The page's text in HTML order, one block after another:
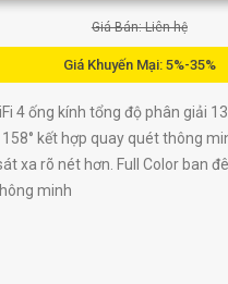
Giá Bán: Liên hệ
Giá Khuyến Mại: 5%-35%
4 ống kính tổng độ phân giải
kết hợp quay quét thông
xa rõ nét hơn. Full Color ban
minh